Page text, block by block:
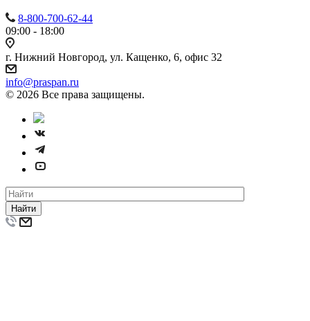
8-800-700-62-44
09:00 - 18:00
г. Нижний Новгород, ул. Кащенко, 6, офис 32
info@praspan.ru
© 2026 Все права защищены.
Найти